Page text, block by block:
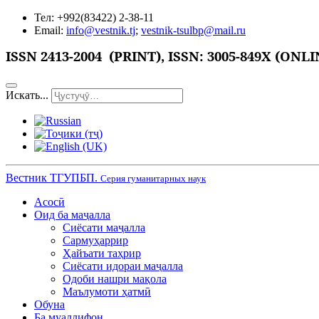
Тел: +992(83422) 2-38-11
Email: info@vestnik.tj; vestnik-tsulbp@mail.ru
ISSN 2413-2004 (PRINT), ISSN: 3005-849X
Искать...
Вестник ТГУПБП. Серия гуманитарных наук
Асосӣ
Оид ба маҷалла
Сиёсати маҷалла
Сармуҳаррир
Ҳайъати таҳрир
Сиёсати идораи маҷалла
Одоби нашри мақола
Маълумоти ҳатмӣ
Обуна